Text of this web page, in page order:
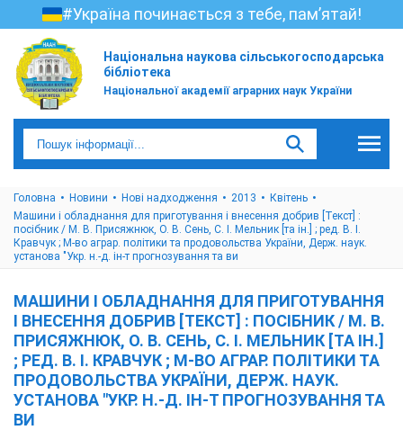
#Україна починається з тебе, пам’ятай!
Національна наукова сільськогосподарська
бібліотека
Національної академії аграрних наук України
Головна Новини Нові надходження 2013
Квітень
Машини і обладнання для приготування і внесення добрив [Текст] :
посібник / М. В. Присяжнюк, О. В. Сень, С. І. Мельник [та ін.] ; ред. В. І.
Кравчук ; М-во аграр. політики та продовольства України, Держ. наук.
установа "Укр. н.-д. ін-т прогнозування та ви
МАШИНИ І ОБЛАДНАННЯ ДЛЯ ПРИГОТУВАННЯ
І ВНЕСЕННЯ ДОБРИВ [ТЕКСТ] : ПОСІБНИК / М. В.
ПРИСЯЖНЮК, О. В. СЕНЬ, С. І. МЕЛЬНИК [ТА ІН.]
; РЕД. В. І. КРАВЧУК ; М-ВО АГРАР. ПОЛІТИКИ ТА
ПРОДОВОЛЬСТВА УКРАЇНИ, ДЕРЖ. НАУК.
УСТАНОВА "УКР. Н.-Д. ІН-Т ПРОГНОЗУВАННЯ ТА
ВИ